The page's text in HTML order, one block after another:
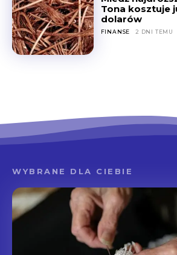
Tona kosztuje
dolarów
FINANSE 2 DNI TEMU
WYBRANE DLA CIEBIE